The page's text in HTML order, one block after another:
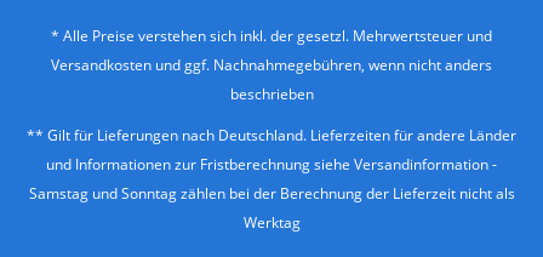
* Alle Preise verstehen sich inkl. der gesetzl. Mehrwertsteuer und
Versandkosten und ggf. Nachnahmegebühren, wenn nicht anders
beschrieben
** Gilt für Lieferungen nach Deutschland. Lieferzeiten für andere Länder
und Informationen zur Fristberechnung siehe Versandinformation-
Samstag und Sonntag zählen bei der Berechnung der Lieferzeit nicht als
Werktag